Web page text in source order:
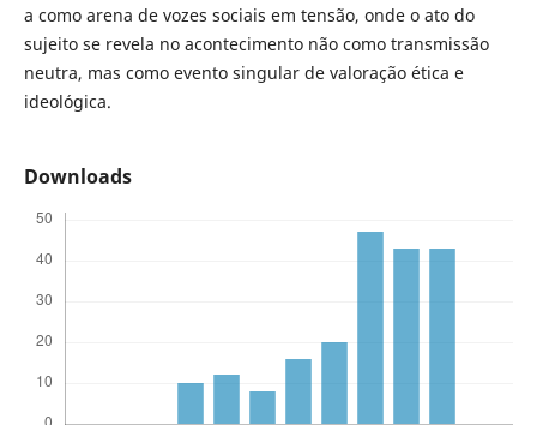
a como arena de vozes sociais em tensão, onde o ato do
sujeito se revela no acontecimento não como transmissão
neutra, mas como evento singular de valoração ética e
ideológica.
Downloads